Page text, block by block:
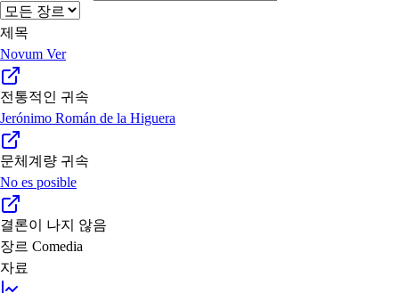
제목
Novum Ver
전통적인 귀속
Jerónimo Román de la Higuera
문체계량 귀속
No es posible
결론이 나지 않음
장르 Comedia
자료